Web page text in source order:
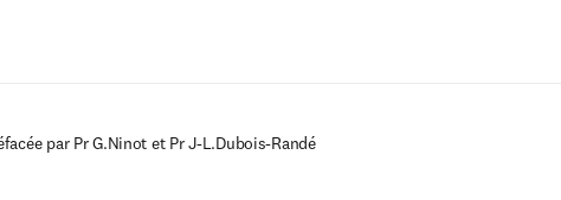
par Pr G.Ninot et Pr J-L.Dubois-Randé